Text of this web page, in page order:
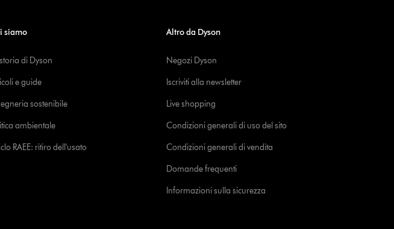
siamo
di Dyson
e guide
sostenibile
ambientale
RAEE: ritiro dell'usato
Altro da Dyson
Negozi Dyson
Iscriviti alla newsletter
Live shopping
Condizioni generali di uso del sito
Condizioni generali di vendita
Domande frequenti
Informazioni sulla sicurezza